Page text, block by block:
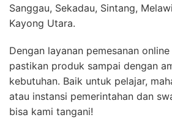
Sanggau, Sekadau, Sintang,
Kayong Utara.
Dengan layanan pemesanan
pastikan produk sampai dengan
kebutuhan. Baik untuk pelajar,
atau instansi pemerintahan dan
bisa kami tangani!